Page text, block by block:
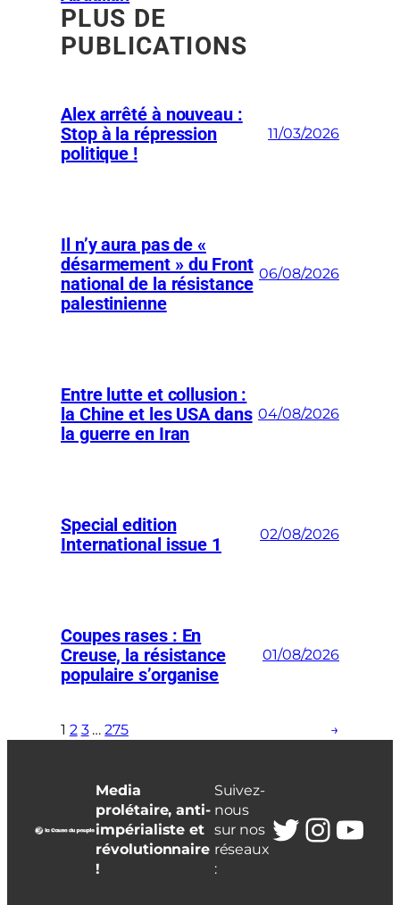
PLUS DE
PUBLICATIONS
Alex arrêté à nouveau :
Stop à la répression
politique !
11/03/2026
Il n’y aura pas de «
désarmement » du Front
national de la résistance
palestinienne
06/08/2026
Entre lutte et collusion :
la Chine et les USA dans
la guerre en Iran
04/08/2026
Special edition
International issue 1
02/08/2026
Coupes rases : En
Creuse, la résistance
populaire s’organise
01/08/2026
1 2 3 … 275 →
Media
prolétaire, anti-
impérialiste et
révolutionnaire
!
Suivez-
nous
sur nos
réseaux
:
Twitter